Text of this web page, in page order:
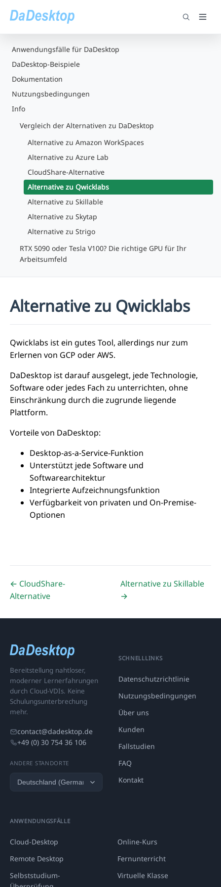
Anwendungsfälle für DaDesktop
DaDesktop-Beispiele
Dokumentation
Nutzungsbedingungen
Info
Vergleich der Alternativen zu DaDesktop
Alternative zu Amazon WorkSpaces
Alternative zu Azure Lab
CloudShare-Alternative
Alternative zu Qwicklabs
Alternative zu Skillable
Alternative zu Skytap
Alternative zu Strigo
RTX 5090 oder Tesla V100? Die richtige GPU für Ihr
Arbeitsumfeld
Alternative zu Qwicklabs
Qwicklabs ist ein gutes Tool, allerdings nur zum
Erlernen von GCP oder AWS.
DaDesktop ist darauf ausgelegt, jede Technologie,
Software oder jedes Fach zu unterrichten, ohne
Einschränkung durch die zugrunde liegende
Plattform.
Vorteile von DaDesktop:
Desktop-as-a-Service-Funktion
Unterstützt jede Software und
Softwarearchitektur
Integrierte Aufzeichnungsfunktion
Verfügbarkeit von privaten und On-Premise-
Optionen
← CloudShare-
Alternative
Alternative zu Skillable
→
Bereitstellung nahtloser,
moderner Lernerfahrungen
durch Cloud-VDIs. Keine
Schulungsunterbrechung
mehr.
contact@dadesktop.de
+49 (0) 30 754 36 106
ANDERE STANDORTE
SCHNELLLINKS
Datenschutzrichtlinie
Nutzungsbedingungen
Über uns
Kunden
Fallstudien
FAQ
Kontakt
ANWENDUNGSFÄLLE
Cloud-Desktop
Online-Kurs
Remote Desktop
Fernunterricht
Selbststudium-
Virtuelle Klasse